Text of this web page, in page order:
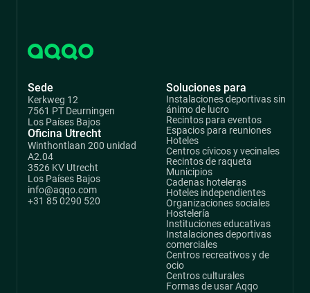
Sede
Kerkweg 12
7561 PT Deurningen
Los Países Bajos
Oficina Utrecht
Winthontlaan 200 unidad
A2.04
3526 KV Utrecht
Los Países Bajos
info@aqqo.com
+31 85 0290 520
Soluciones para
Instalaciones deportivas sin
ánimo de lucro
Recintos para eventos
Espacios para reuniones
Hoteles
Centros cívicos y vecinales
Recintos de raqueta
Municipios
Cadenas hoteleras
Hoteles independientes
Organizaciones sociales
Hostelería
Instituciones educativas
Instalaciones deportivas
comerciales
Centros recreativos y de
ocio
Centros culturales
Formas de usar Aqqo